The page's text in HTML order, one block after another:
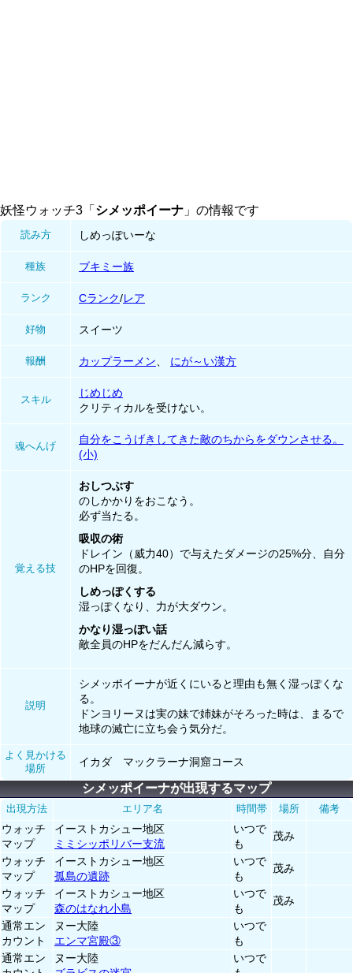
妖怪ウォッチ3「 シメッポイーナ 」の情報です
読み方 しめっぽいーな
種族 ブキミー族
ランク Cランク/レア
好物 スイーツ
報酬 カップラーメン にが～い漢方
スキル
じめじめ
クリティカルを受けない。
魂へんげ
自分をこうげきしてきた敵のちからをダウンさせる。
(小)
覚える技
おしつぶす
のしかかりをおこなう。
必ず当たる。
吸収の術
ドレイン（威力40）で与えたダメージの25%分、自分
のHPを回復。
しめっぽくする
湿っぽくなり、力が大ダウン。
かなり湿っぽい話
敵全員のHPをだんだん減らす。
説明
シメッポイーナが近くにいると理由も無く湿っぽくな
る。
ドンヨリーヌは実の妹で姉妹がそろった時は、まるで
地球の滅亡に立ち会う気分だ。
よく見かける
場所
イカダ マックラーナ洞窟コース
シメッポイーナが出現するマップ
出現方法 エリア名 時間帯 場所 備考
ウォッチ
マップ
イーストカシュー地区
ミミシッポリバー支流
いつで
も
茂み
ウォッチ
マップ
イーストカシュー地区
孤島の遺跡
いつで
も
茂み
ウォッチ
マップ
イーストカシュー地区
森のはなれ小島
いつで
も
茂み
通常エン
カウント
ヌー大陸
エンマ宮殿③
いつで
も
通常エン
ヌー大陸
いつで